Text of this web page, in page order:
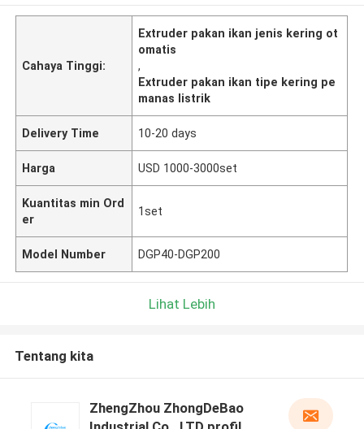
Cahaya Tinggi:
Extruder pakan ikan jenis kering ot
omatis
,
Extruder pakan ikan tipe kering pe
manas listrik
Delivery Time 10-20 days
Harga USD 1000-3000set
Kuantitas min Ord
er
1set
Model Number DGP40-DGP200
Lihat Lebih
Tentang kita
ZhengZhou ZhongDeBao